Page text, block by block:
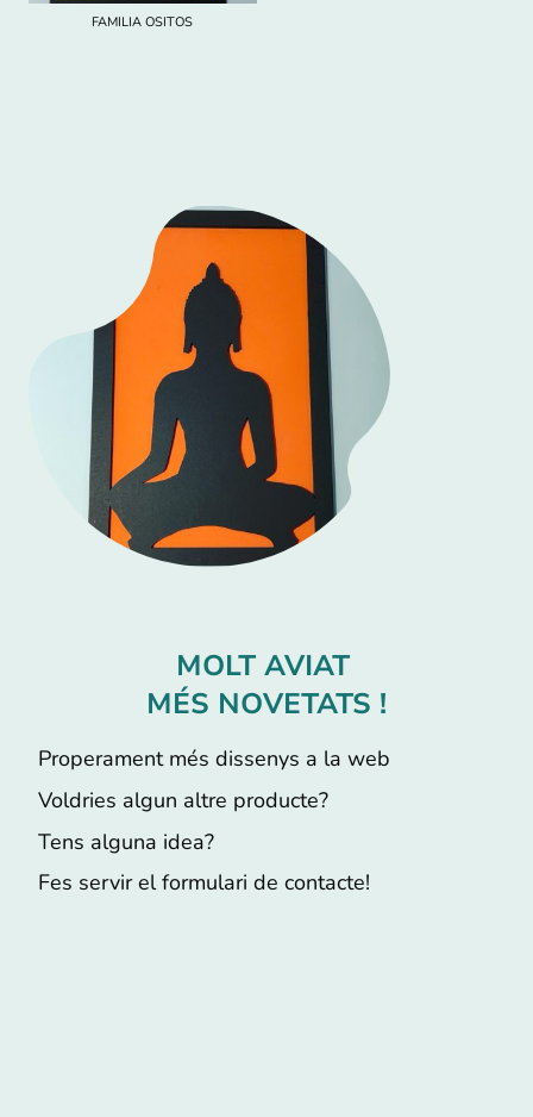
FAMILIA OSITOS
MOLT AVIAT
MÉS NOVETATS !
Properament més dissenys a la web
Voldries algun altre producte?
Tens alguna idea?
Fes servir el formulari de contacte!